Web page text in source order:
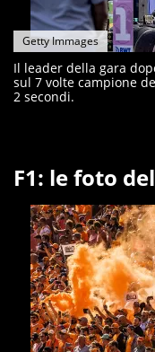
Getty Immages
Il leader della gara
sul 7 volte campione
2 secondi.
F1: le foto